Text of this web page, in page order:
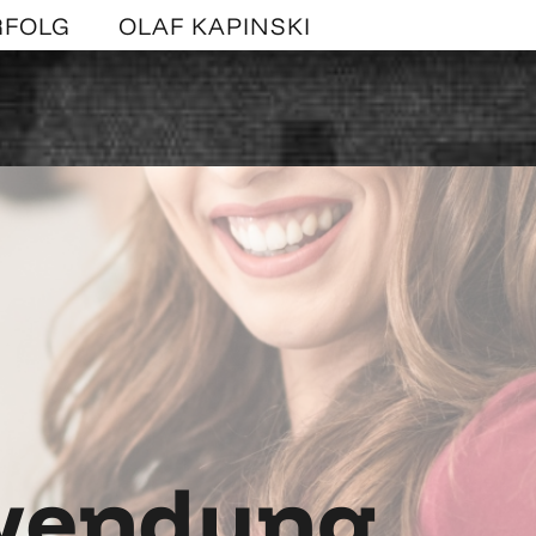
OLAF KAPINSKI